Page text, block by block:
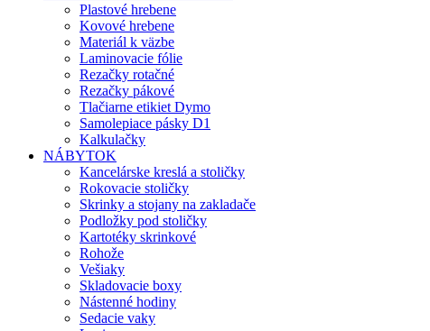
Plastové hrebene
Kovové hrebene
Materiál k väzbe
Laminovacie fólie
Rezačky rotačné
Rezačky pákové
Tlačiarne etikiet Dymo
Samolepiace pásky D1
Kalkulačky
NÁBYTOK
Kancelárske kreslá a stoličky
Rokovacie stoličky
Skrinky a stojany na zakladače
Podložky pod stoličky
Kartotéky skrinkové
Rohože
Vešiaky
Skladovacie boxy
Nástenné hodiny
Sedacie vaky